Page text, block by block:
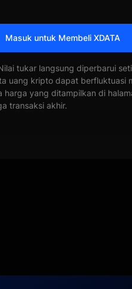
Masuk untuk Membeli XDATA
tukar langsung diperbarui
uang kripto dapat berfluktuasi
harga yang ditampilkan di
transaksi akhir.